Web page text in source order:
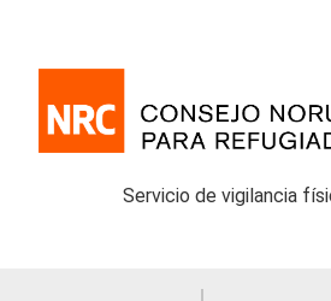
Servicio de vigilancia